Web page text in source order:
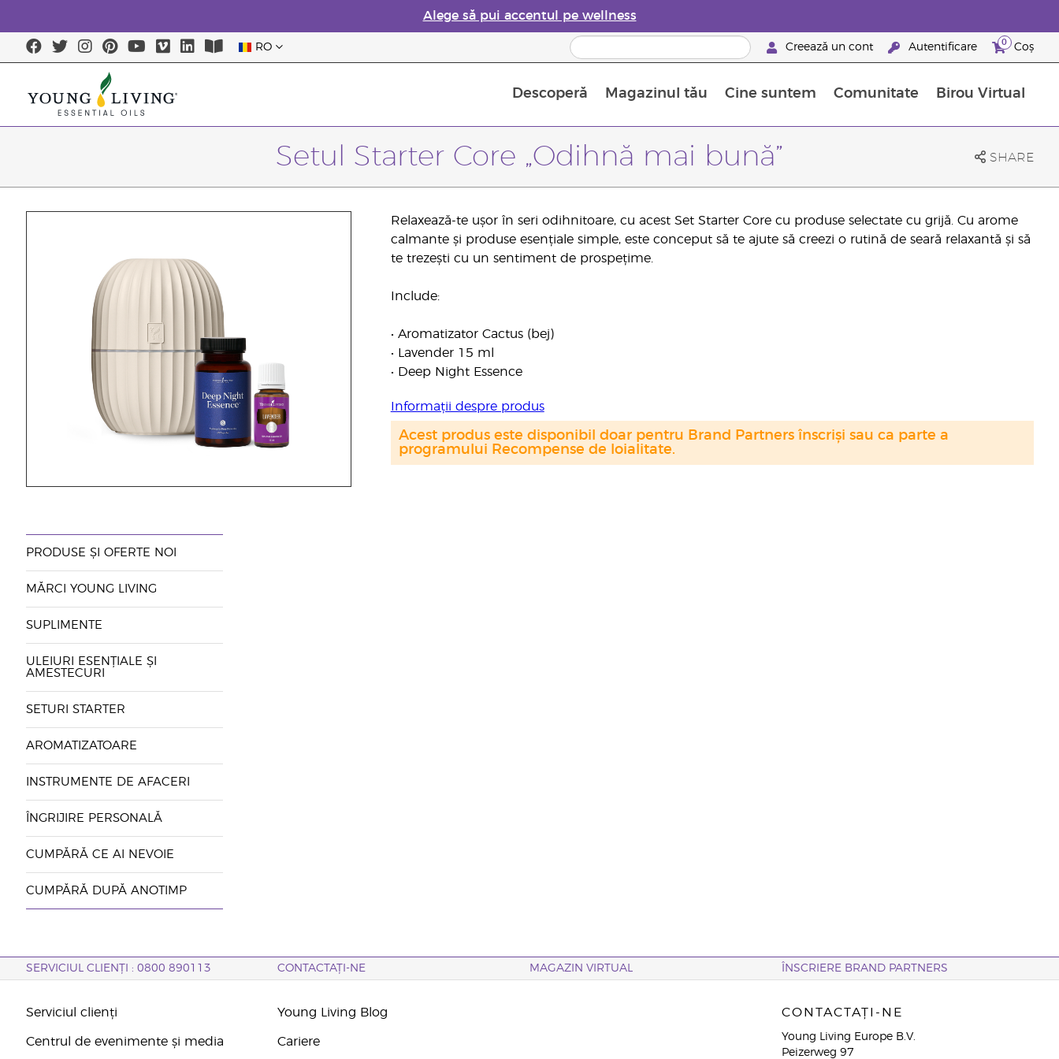
Alege să pui accentul pe wellness
RO Creează un cont Autentificare 0 Coș
Descoperă Magazinul tău Cine suntem Comunitate Birou Virtual
Setul Starter Core „Odihnă mai bună” SHARE
Relaxează-te ușor în seri odihnitoare, cu acest Set Starter Core cu produse selectate cu grijă. Cu arome
calmante și produse esențiale simple, este conceput să te ajute să creezi o rutină de seară relaxantă și să
te trezești cu un sentiment de prospețime.
Include:
• Aromatizator Cactus (bej)
• Lavender 15 ml
• Deep Night Essence
Informații despre produs
Acest produs este disponibil doar pentru Brand Partners înscriși sau ca parte a
programului Recompense de loialitate.
PRODUSE ȘI OFERTE NOI
MĂRCI YOUNG LIVING
SUPLIMENTE
ULEIURI ESENȚIALE ȘI
AMESTECURI
SETURI STARTER
AROMATIZATOARE
INSTRUMENTE DE AFACERI
ÎNGRIJIRE PERSONALĂ
CUMPĂRĂ CE AI NEVOIE
CUMPĂRĂ DUPĂ ANOTIMP
SERVICIUL CLIENȚI : 0800 890113 CONTACTAȚI-NE MAGAZIN VIRTUAL ÎNSCRIERE BRAND PARTNERS
Serviciul clienți
Centrul de evenimente și media
Young Living Blog
Cariere
CONTACTAȚI-NE
Young Living Europe B.V.
Peizerweg 97